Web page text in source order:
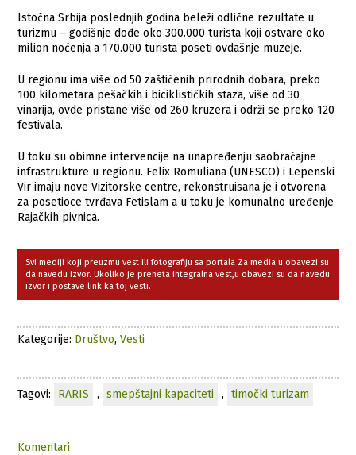
Istočna Srbija poslednjih godina beleži odlične rezultate u
turizmu – godišnje dođe oko 300.000 turista koji ostvare oko
milion noćenja a 170.000 turista poseti ovdašnje muzeje.
U regionu ima više od 50 zaštićenih prirodnih dobara, preko
100 kilometara pešačkih i biciklističkih staza, više od 30
vinarija, ovde pristane više od 260 kruzera i održi se preko 120
festivala.
U toku su obimne intervencije na unapređenju saobraćajne
infrastrukture u regionu. Felix Romuliana (UNESCO) i Lepenski
Vir imaju nove Vizitorske centre, rekonstruisana je i otvorena
za posetioce tvrđava Fetislam a u toku je komunalno uređenje
Rajačkih pivnica.
Svi mediji koji preuzmu vest ili fotografiju sa portala Za media u obavezi su
da navedu izvor. Ukoliko je preneta integralna vest,u obavezi su da navedu
izvor i postave link ka toj vesti.
Kategorije: Društvo,Vesti
Tagovi: RARIS , smepštajni kapaciteti , timočki turizam
Komentari